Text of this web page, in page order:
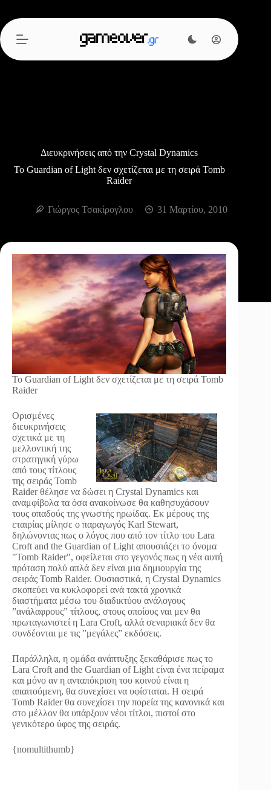
περιεχόμενο
Διευκρινήσεις από την Crystal Dynamics
Το Guardian of Light δεν σχετίζεται με τη σειρά Tomb
Raider
Γιώργος Τσακίρογλου 31 Μαρτίου, 2010
Το Guardian of Light δεν σχετίζεται με τη σειρά Tomb
Raider
Ορισμένες
διευκρινήσεις
σχετικά με τη
μελλοντική της
στρατηγική γύρω
από τους τίτλους
της σειράς Tomb
Raider θέλησε να δώσει η Crystal Dynamics και
αναμφίβολα τα όσα ανακοίνωσε θα καθησυχάσουν
τους οπαδούς της γνωστής ηρωίδας. Εκ μέρους της
εταιρίας μίλησε ο παραγωγός Karl Stewart,
δηλώνοντας πως ο λόγος που από τον τίτλο του Lara
Croft and the Guardian of Light απουσιάζει το όνομα
"Tomb Raider", οφείλεται στο γεγονός πως η νέα αυτή
πρόταση πολύ απλά δεν είναι μια δημιουργία της
σειράς Tomb Raider. Ουσιαστικά, η Crystal Dynamics
σκοπεύει να κυκλοφορεί ανά τακτά χρονικά
διαστήματα μέσω του διαδικτύου ανάλογους
”ανάλαφρους” τίτλους, στους οποίους ναι μεν θα
πρωταγωνιστεί η Lara Croft, αλλά σεναριακά δεν θα
συνδέονται με τις ”μεγάλες” εκδόσεις.
Παράλληλα, η ομάδα ανάπτυξης ξεκαθάρισε πως το
Lara Croft and the Guardian of Light είναι ένα πείραμα
και μόνο αν η ανταπόκριση του κοινού είναι η
απαιτούμενη, θα συνεχίσει να υφίσταται. Η σειρά
Tomb Raider θα συνεχίσει την πορεία της κανονικά και
στο μέλλον θα υπάρξουν νέοι τίτλοι, πιστοί στο
γενικότερο ύφος της σειράς.
{nomultithumb}